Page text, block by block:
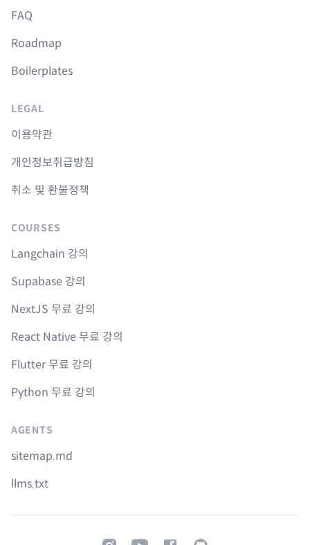
FAQ
Roadmap
Boilerplates
LEGAL
이용약관
개인정보취급방침
취소 및 환불정책
COURSES
Langchain 강의
Supabase 강의
NextJS 무료 강의
React Native 무료 강의
Flutter 무료 강의
Python 무료 강의
AGENTS
sitemap.md
llms.txt